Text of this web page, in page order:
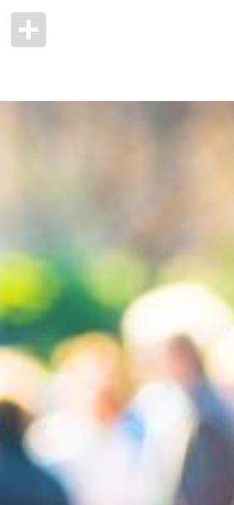
Bluesky